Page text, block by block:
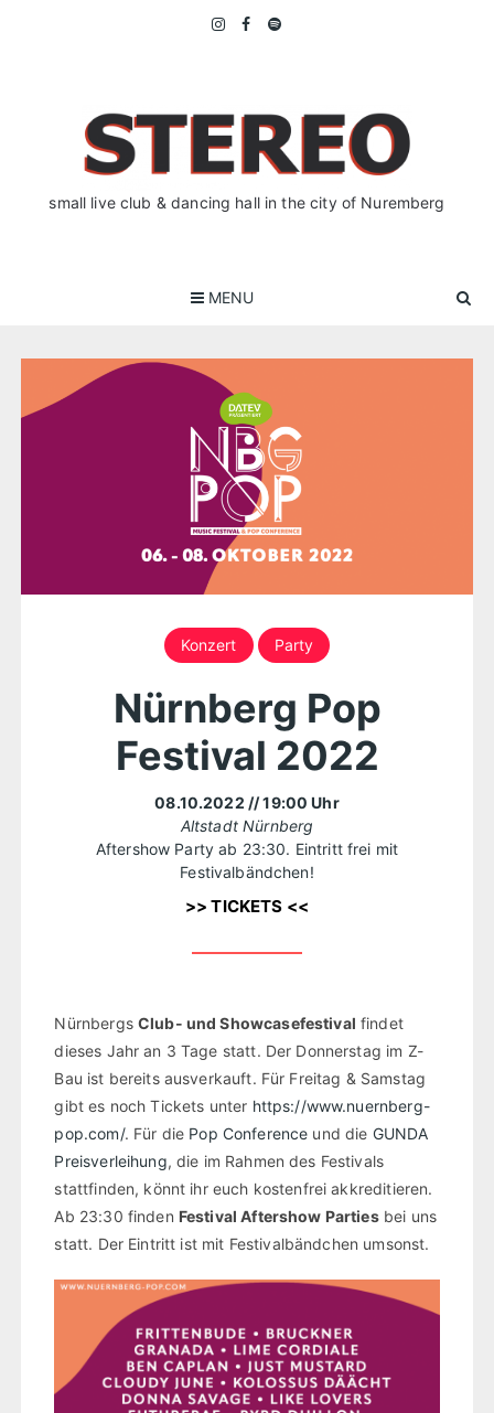
small live club & dancing hall in the city of Nuremberg
MENU
Konzert Party
Nürnberg Pop
Festival 2022
08.10.2022 // 19:00 Uhr
Altstadt Nürnberg
Aftershow Party ab 23:30. Eintritt frei mit
Festivalbändchen!
>> TICKETS <<
Nürnbergs Club- und Showcasefestival findet
dieses Jahr an 3 Tage statt. Der Donnerstag im Z-
Bau ist bereits ausverkauft. Für Freitag & Samstag
gibt es noch Tickets unter https://www.nuernberg-
pop.com/. Für die Pop Conference und die GUNDA
Preisverleihung, die im Rahmen des Festivals
stattfinden, könnt ihr euch kostenfrei akkreditieren.
Ab 23:30 finden Festival Aftershow Partiesbei uns
statt. Der Eintritt ist mit Festivalbändchen umsonst.